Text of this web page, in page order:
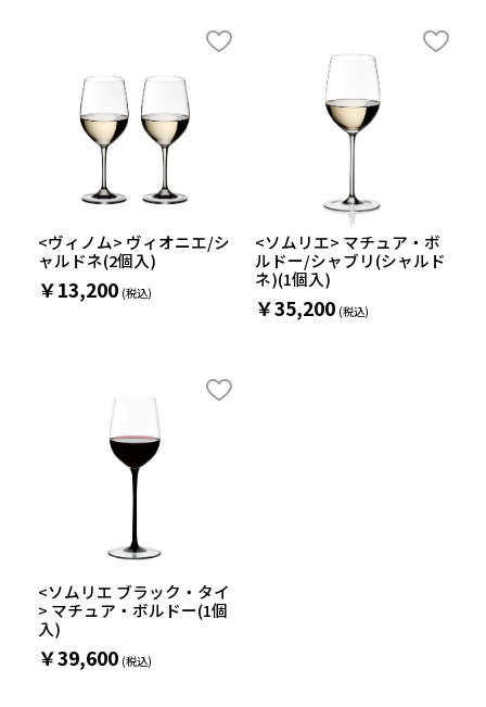
<ヴィノム> ヴィオニエ/シ
ャルドネ(2個入)
￥13,200
<ソムリエ> マチュア・ボ
ルドー/シャブリ(シャルド
ネ)(1個入)
￥35,200
<ソムリエ ブラック・タイ
> マチュア・ボルドー(1個
入)
￥39,600